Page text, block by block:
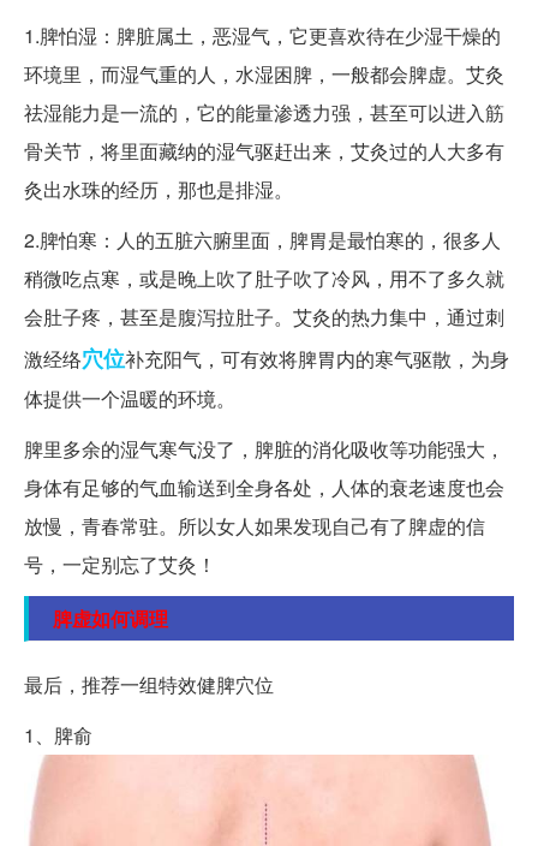
1.脾怕湿：脾脏属土，恶湿气，它更喜欢待在少湿干燥的
环境里，而湿气重的人，水湿困脾，一般都会脾虚。艾灸
祛湿能力是一流的，它的能量渗透力强，甚至可以进入筋
骨关节，将里面藏纳的湿气驱赶出来，艾灸过的人大多有
灸出水珠的经历，那也是排湿。
2.脾怕寒：人的五脏六腑里面，脾胃是最怕寒的，很多人
稍微吃点寒，或是晚上吹了肚子吹了冷风，用不了多久就
会肚子疼，甚至是腹泻拉肚子。艾灸的热力集中，通过刺
激经络穴位补充阳气，可有效将脾胃内的寒气驱散，为身
体提供一个温暖的环境。
脾里多余的湿气寒气没了，脾脏的消化吸收等功能强大，
身体有足够的气血输送到全身各处，人体的衰老速度也会
放慢，青春常驻。所以女人如果发现自己有了脾虚的信
号，一定别忘了艾灸！
脾虚如何调理
最后，推荐一组特效健脾穴位
1、脾俞